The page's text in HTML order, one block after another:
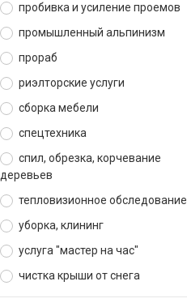
пробивка и усиление проемов
промышленный альпинизм
прораб
риэлторские услуги
сборка мебели
спецтехника
спил, обрезка, корчевание
деревьев
тепловизионное обследование
уборка, клининг
услуга "мастер на час"
чистка крыши от снега